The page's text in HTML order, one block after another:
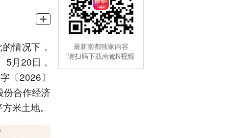
情况下，
5月20日，
〔2026〕
份合作经济
米土地。
最新南都独家内容
请扫码下载南都N视频